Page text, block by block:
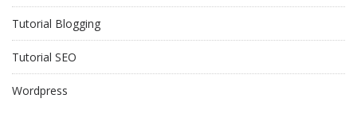
Tutorial Blogging
Tutorial SEO
Wordpress